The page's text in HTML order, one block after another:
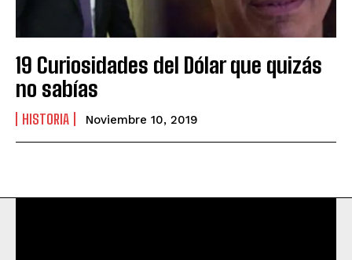
19 Curiosidades del Dólar que quizás
no sabías
HISTORIA Noviembre 10, 2019